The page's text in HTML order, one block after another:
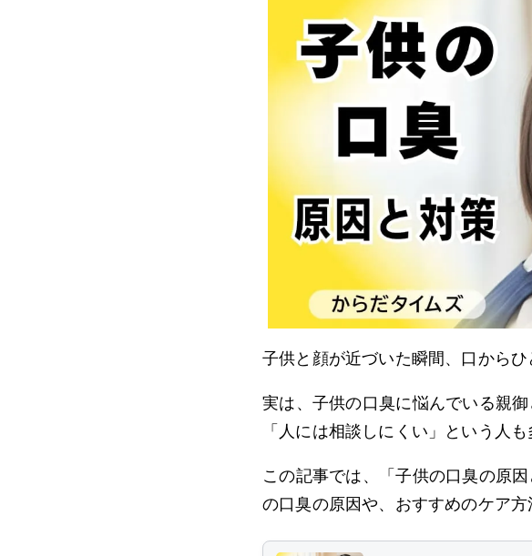
子供と顔が近づいた瞬間、口から
実は、子供の口臭に悩んでいる親
「人には相談しにくい」という人
この記事では、「子供の口臭の原
の口臭の原因や、おすすめのケア方